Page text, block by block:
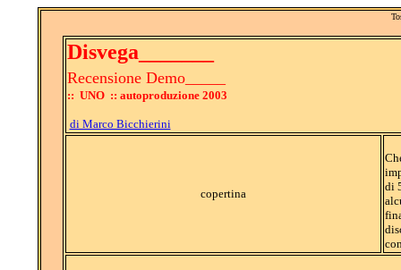
Disvega_______
Recensione Demo_____
:: UNO :: autoproduzione 2003
di Marco Bicchierini
copertina
di